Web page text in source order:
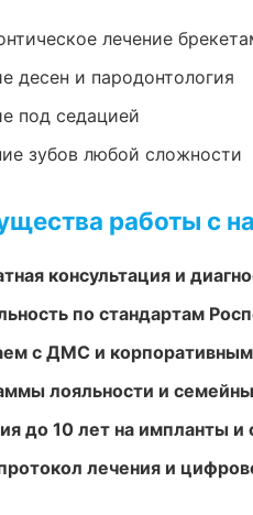
лечение
десен и пародонтология
под седацией
зубов любой сложности
работы с
консультация и
по стандартам
с ДМС и
лояльности и
до 10 лет на импланты
лечения и